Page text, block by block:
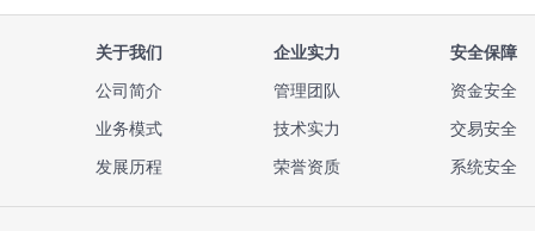
关于我们
公司简介
业务模式
发展历程
企业实力
管理团队
技术实力
荣誉资质
安全保障
资金安全
交易安全
系统安全